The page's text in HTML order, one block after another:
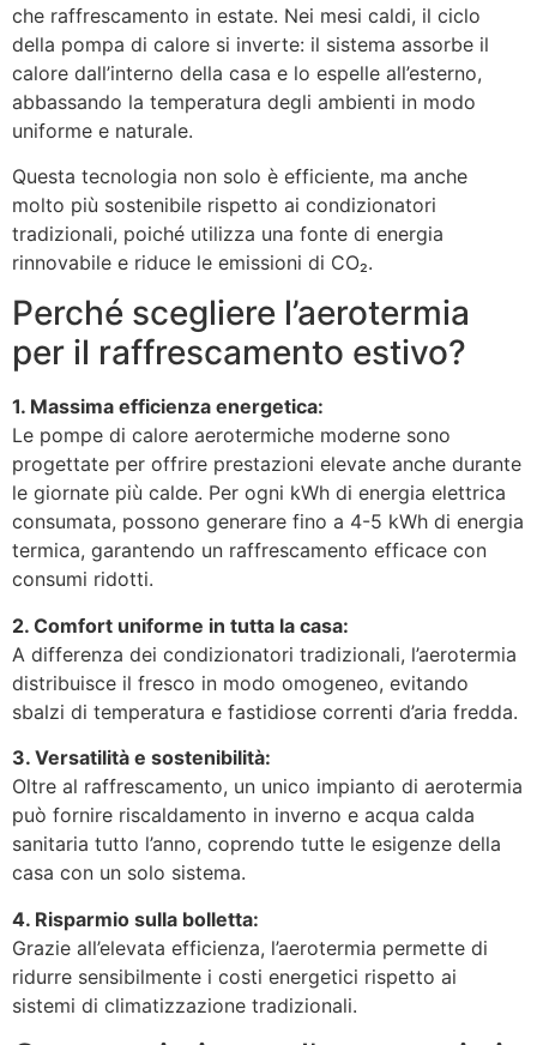
che raffrescamento in estate. Nei mesi caldi, il ciclo
della pompa di calore si inverte: il sistema assorbe il
calore dall’interno della casa e lo espelle all’esterno,
abbassando la temperatura degli ambienti in modo
uniforme e naturale.
Questa tecnologia non solo è efficiente, ma anche
molto più sostenibile rispetto ai condizionatori
tradizionali, poiché utilizza una fonte di energia
rinnovabile e riduce le emissioni di CO₂.
Perché scegliere l’aerotermia
per il raffrescamento estivo?
1. Massima efficienza energetica:
Le pompe di calore aerotermiche moderne sono
progettate per offrire prestazioni elevate anche durante
le giornate più calde. Per ogni kWh di energia elettrica
consumata, possono generare fino a 4-5 kWh di energia
termica, garantendo un raffrescamento efficace con
consumi ridotti.
2. Comfort uniforme in tutta la casa:
A differenza dei condizionatori tradizionali, l’aerotermia
distribuisce il fresco in modo omogeneo, evitando
sbalzi di temperatura e fastidiose correnti d’aria fredda.
3. Versatilità e sostenibilità:
Oltre al raffrescamento, un unico impianto di aerotermia
può fornire riscaldamento in inverno e acqua calda
sanitaria tutto l’anno, coprendo tutte le esigenze della
casa con un solo sistema.
4. Risparmio sulla bolletta:
Grazie all’elevata efficienza, l’aerotermia permette di
ridurre sensibilmente i costi energetici rispetto ai
sistemi di climatizzazione tradizionali.